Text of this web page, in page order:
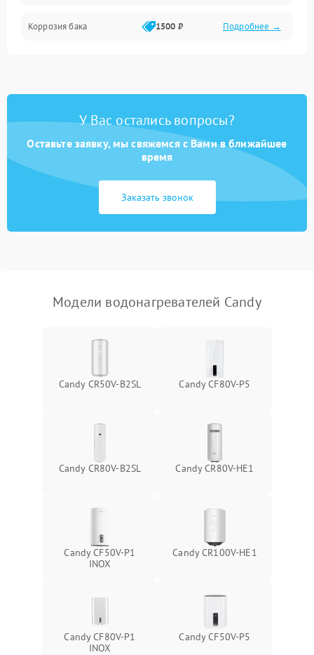
Коррозия бака 1500 ₽ Подробнее →
У Вас остались вопросы?
Оставьте заявку, мы свяжемся с Вами в ближайшее
время
Заказать звонок
Модели водонагревателей Candy
Candy CR50V-B2SL Candy CF80V-P5
Candy CR80V-B2SL Candy CR80V-HE1
Candy CF50V-P1
INOX
Candy CR100V-HE1
Candy CF80V-P1
INOX
Candy CF50V-P5